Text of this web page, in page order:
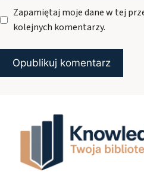
Zapamiętaj moje dane w tej
kolejnych komentarzy.